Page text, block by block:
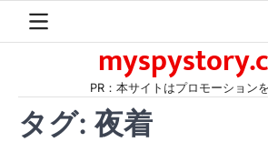
PR：本サイトはプロモーション
タグ: 夜着